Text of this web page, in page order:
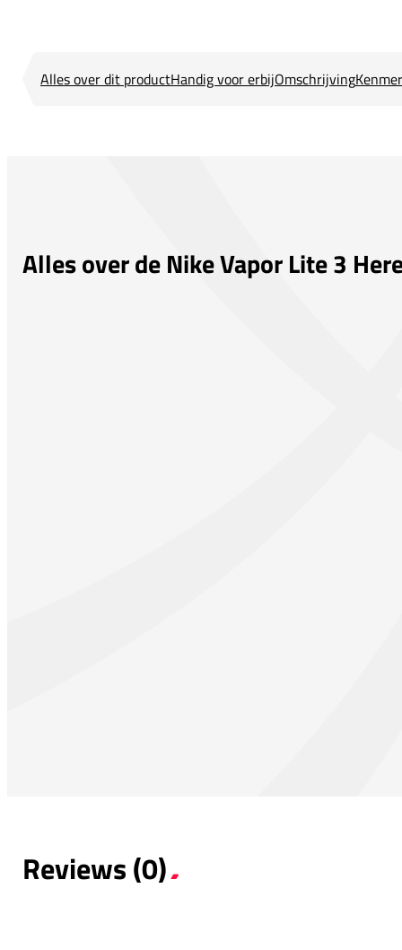
Alles over dit productHandig voor erbijOmschrijving
Alles over de Nike Vapor Lite 3
Reviews (0)